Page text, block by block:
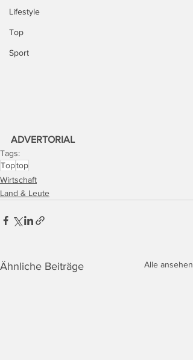
Lifestyle
Top
Sport
ADVERTORIAL
Tags:
Toptop
Wirtschaft
Land & Leute
Ähnliche Beiträge Alle ansehen